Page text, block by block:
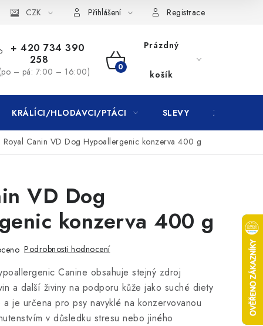
CZK Přihlášení Registrace
+ 420 734 390
258
– pá: 7:00 – 16:00)
NÁKUPNÍ
KOŠÍK
Prázdný
košík
KRÁLÍCI/HLODAVCI/PTÁCI SLEVY ZNAČKY
Royal Canin VD Dog Hypoallergenic konzerva 400 g
VD Dog
konzerva 400 g
Podrobnosti hodnocení
Canine obsahuje stejný zdroj
a další živiny na podporu kůže jako suché diety
je určena pro psy navyklé na konzervovanou
v důsledku stresu nebo jiného